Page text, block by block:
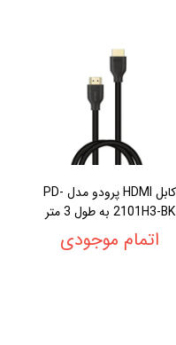
کابل HDMI پرودو مدل PD-
2101H3-BK به طول 3 متر
اتمام موجودی